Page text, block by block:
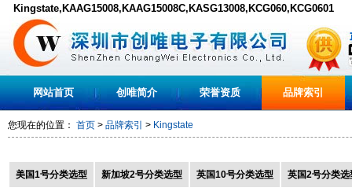
Kingstate,KAAG15008,KAAG15008C,KASG13008,KCG060,KCG0601
网站首页 创唯简介 荣誉资质 品牌索引
您现在的位置： 首页 > 品牌索引 > Kingstate
美国1号分类选型 新加坡2号分类选型 英国10号分类选型 英国2号分类选